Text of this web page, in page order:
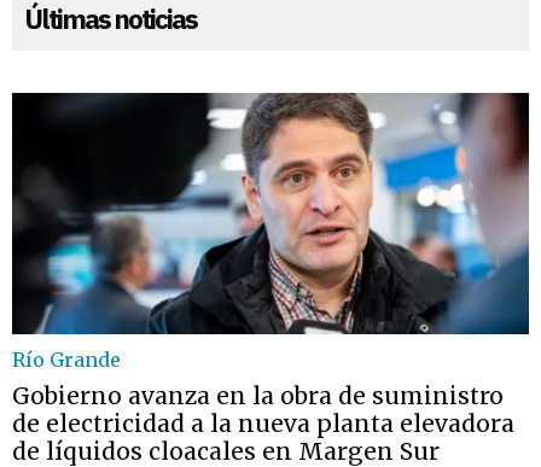
Últimas noticias
Río Grande
Gobierno avanza en la obra de suministro
de electricidad a la nueva planta elevadora
de líquidos cloacales en Margen Sur